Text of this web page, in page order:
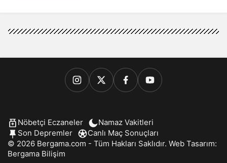
Nöbetçi Eczaneler
Namaz Vakitleri
Son Depremler
Canlı Maç Sonuçları
© 2026 Bergama.com - Tüm Hakları Saklıdır. Web Tasarım:
Bergama Bilişim